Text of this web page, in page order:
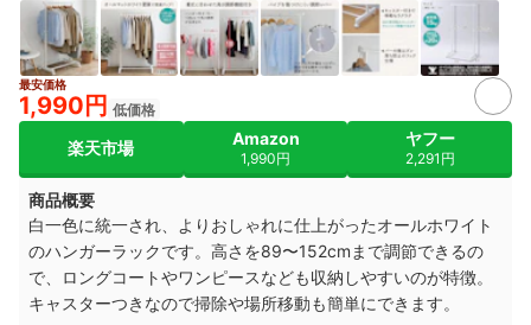
最安価格
1,990円 低価格
楽天市場 Amazon
1,990円
ヤフー
2,291円
商品概要
白一色に統一され、よりおしゃれに仕上がったオールホワイト
のハンガーラックです。高さを89〜152cmまで調節できるの
で、ロングコートやワンピースなども収納しやすいのが特徴。
キャスターつきなので掃除や場所移動も簡単にできます。